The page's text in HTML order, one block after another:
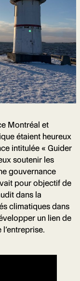
Montréal et
étaient heureux
intitulée « Guider
soutenir les
gouvernance
pour objectif de
dans la
climatiques dans
un lien de